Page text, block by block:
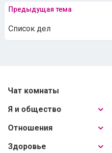
Предыдущая тема
Список дел
Чат комнаты
Я и общество
Отношения
Здоровье